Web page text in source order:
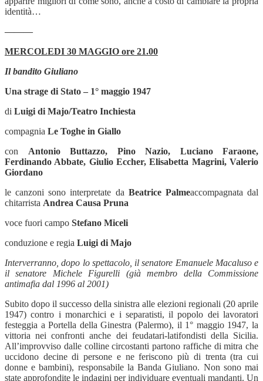
identità…
———
MERCOLEDI 30 MAGGIO ore 21.00
Il bandito Giuliano
Una strage di Stato – 1° maggio 1947
di Luigi di Majo/Teatro Inchiesta
compagnia Le Toghe in Giallo
con Antonio Buttazzo, Pino Nazio, Luciano Faraone,
Ferdinando Abbate, Giulio Eccher, Elisabetta Magrini, Valerio
Giordano
le canzoni sono interpretate da Beatrice Palmeaccompagnata dal
chitarrista Andrea Causa Pruna
voce fuori campo Stefano Miceli
conduzione e regia Luigi di Majo
Interverranno, dopo lo spettacolo, il senatore Emanuele Macaluso e
il senatore Michele Figurelli (già membro della Commissione
antimafia dal 1996 al 2001)
Subito dopo il successo della sinistra alle elezioni regionali (20 aprile
1947) contro i monarchici e i separatisti, il popolo dei lavoratori
festeggia a Portella della Ginestra (Palermo), il 1° maggio 1947, la
vittoria nei confronti anche dei feudatari-latifondisti della Sicilia.
All’improvviso dalle colline circostanti partono raffiche di mitra che
uccidono decine di persone e ne feriscono più di trenta (tra cui
donne e bambini), responsabile la Banda Giuliano. Non sono mai
state approfondite le indagini per individuare eventuali mandanti. Un